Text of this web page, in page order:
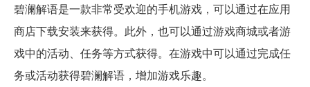
碧澜解语是一款非常受欢迎的手机游戏，可以通过在应用
商店下载安装来获得。此外，也可以通过游戏商城或者游
戏中的活动、任务等方式获得。在游戏中可以通过完成任
务或活动获得碧澜解语，增加游戏乐趣。